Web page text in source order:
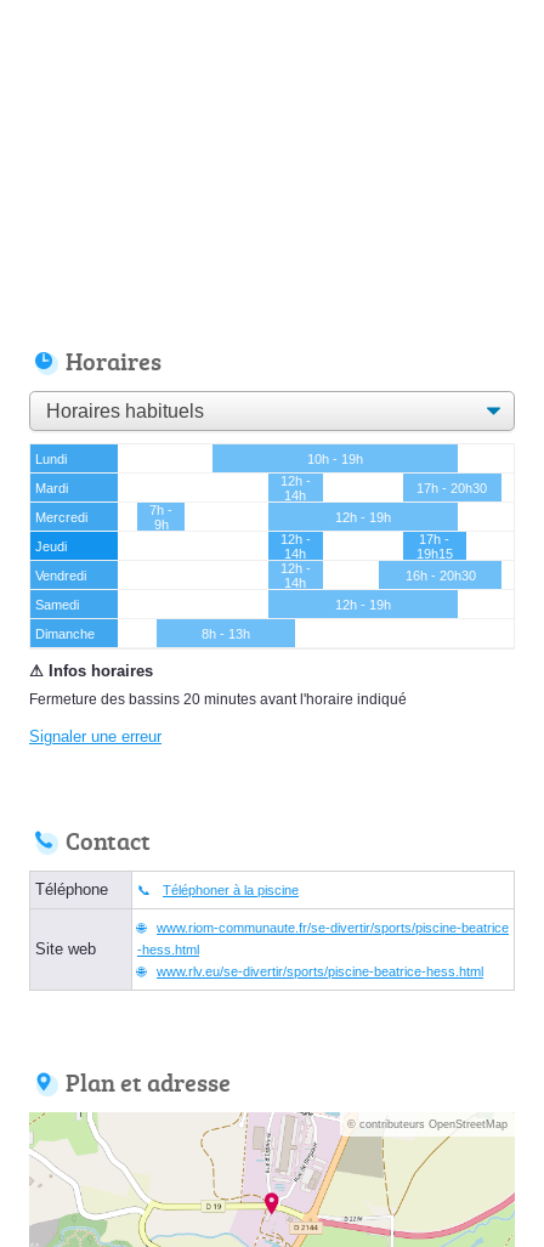
Horaires
Lundi
10h - 19h
Mardi
12h -
14h
17h - 20h30
Mercredi
7h -
9h
12h - 19h
Jeudi
12h -
14h
17h -
19h15
Vendredi
12h -
14h
16h - 20h30
Samedi
12h - 19h
Dimanche
8h - 13h
Fermeture des bassins 20 minutes avant l'horaire indiqué
Signaler une erreur
Contact
Téléphone Téléphoner à la piscine
Site web
www.riom-communaute.fr/se-divertir/sports/piscine-beatrice
-hess.html
www.rlv.eu/se-divertir/sports/piscine-beatrice-hess.html
Plan et adresse
© contributeurs OpenStreetMap